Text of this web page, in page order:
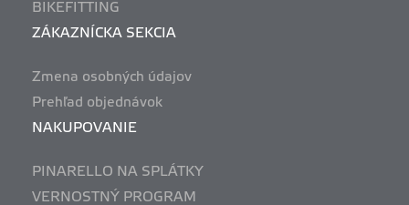
BIKEFITTING
ZÁKAZNÍCKA SEKCIA
Zmena osobných údajov
Prehľad objednávok
NAKUPOVANIE
PINARELLO NA SPLÁTKY
VERNOSTNÝ PROGRAM